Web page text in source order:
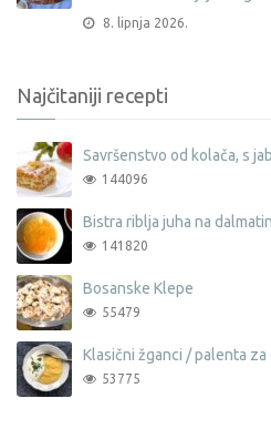
8. lipnja 2026.
Najčitaniji recepti
Savršenstvo od kolača, s
144096
Bistra riblja juha na
141820
Bosanske Klepe
55479
Klasični žganci / palenta za
53775